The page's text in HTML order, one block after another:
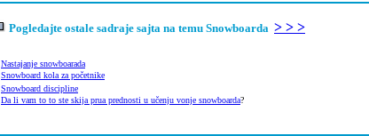
Pogledajte ostale sadraje sajta na temu Snowboarda > > >
Nastajanje snowboarada
Snowboard kola za početnike
Snowboard discipline
Da li vam to to ste skija prua prednosti u učenju vonje snowboarda?